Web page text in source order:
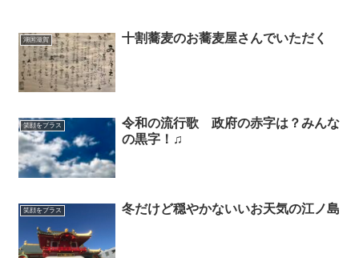
湖国滋賀 十割蕎麦のお蕎麦屋さんでいただく
笑顔をプラス
令和の流行歌 政府の赤字は？みんな
の黒字！♫
笑顔をプラス 冬だけど穏やかないいお天気の江ノ島